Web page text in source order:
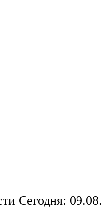
Сегодня: